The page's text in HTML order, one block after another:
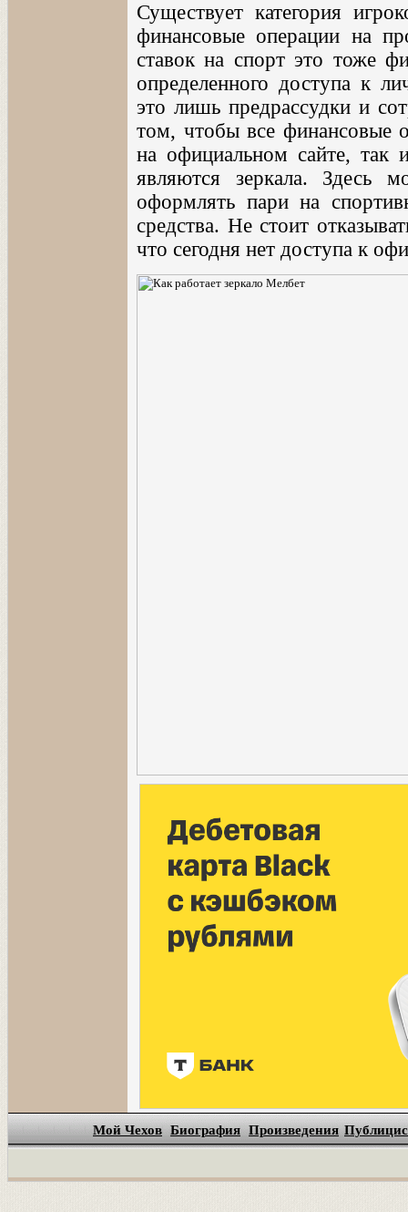
Существует категория
финансовые операции на
ставок на спорт это тоже
определенного доступа к
это лишь предрассудки и
том, чтобы все финансовые
на официальном сайте, так
являются зеркала. Здесь
оформлять пари на
средства. Не стоит
что сегодня нет доступа к
Мой Чехов Биография Произведения